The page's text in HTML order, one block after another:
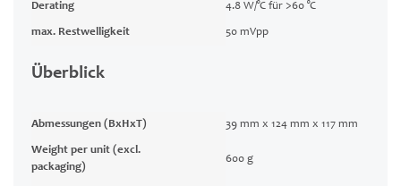
Derating 4.8 W/°C für >60 °C
max. Restwelligkeit 50 mVpp
Überblick
Abmessungen (BxHxT) 39 mm x 124 mm x 117 mm
Weight per unit (excl.
packaging)
600 g